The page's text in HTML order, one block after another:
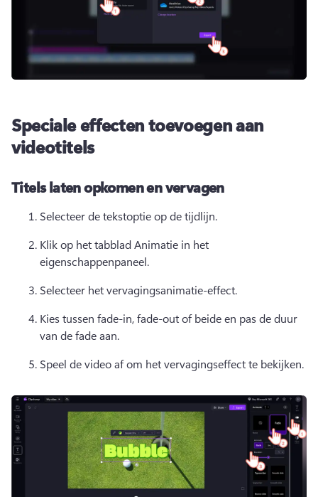
Speciale effecten toevoegen aan
videotitels
Titels laten opkomen en vervagen
Selecteer de tekstoptie op de tijdlijn.
Klik op het tabblad Animatie in het
eigenschappenpaneel.
Selecteer het vervagingsanimatie-effect.
Kies tussen fade-in, fade-out of beide en pas de duur
van de fade aan.
Speel de video af om het vervagingseffect te bekijken.